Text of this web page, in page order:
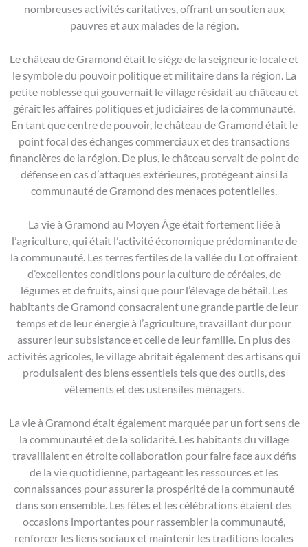
nombreuses activités caritatives, offrant un soutien aux
pauvres et aux malades de la région.
Le château de Gramond était le siège de la seigneurie locale et
le symbole du pouvoir politique et militaire dans la région. La
petite noblesse qui gouvernait le village résidait au château et
gérait les affaires politiques et judiciaires de la communauté.
En tant que centre de pouvoir, le château de Gramond était le
point focal des échanges commerciaux et des transactions
financières de la région. De plus, le château servait de point de
défense en cas d’attaques extérieures, protégeant ainsi la
communauté de Gramond des menaces potentielles.
La vie à Gramond au Moyen Âge était fortement liée à
l’agriculture, qui était l’activité économique prédominante de
la communauté. Les terres fertiles de la vallée du Lot offraient
d’excellentes conditions pour la culture de céréales, de
légumes et de fruits, ainsi que pour l’élevage de bétail. Les
habitants de Gramond consacraient une grande partie de leur
temps et de leur énergie à l’agriculture, travaillant dur pour
assurer leur subsistance et celle de leur famille. En plus des
activités agricoles, le village abritait également des artisans qui
produisaient des biens essentiels tels que des outils, des
vêtements et des ustensiles ménagers.
La vie à Gramond était également marquée par un fort sens de
la communauté et de la solidarité. Les habitants du village
travaillaient en étroite collaboration pour faire face aux défis
de la vie quotidienne, partageant les ressources et les
connaissances pour assurer la prospérité de la communauté
dans son ensemble. Les fêtes et les célébrations étaient des
occasions importantes pour rassembler la communauté,
renforcer les liens sociaux et maintenir les traditions locales